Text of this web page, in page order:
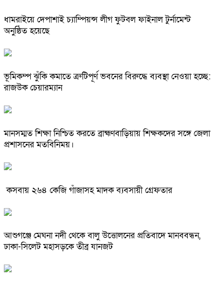
ধামরাইয়ে দেপাশাই চ্যাম্পিয়ন্স লীগ ফুটবল ফাইনাল টুর্নামেন্ট
অনুষ্ঠিত হয়েছে
ভূমিকম্প ঝুঁকি কমাতে ত্রুটিপূর্ণ ভবনের বিরুদ্ধে ব্যবস্থা নেওয়া হচ্ছে:
রাজউক চেয়ারম্যান
মানসম্মত শিক্ষা নিশ্চিত করতে ব্রাহ্মণবাড়িয়ায় শিক্ষকদের সঙ্গে জেলা
প্রশাসনের মতবিনিময়।
কসবায় ২৬৪ কেজি গাঁজাসহ মাদক ব্যবসায়ী গ্রেফতার
আশুগঞ্জে মেঘনা নদী থেকে বালু উত্তোলনের প্রতিবাদে মানববন্ধন,
ঢাকা-সিলেট মহাসড়কে তীব্র যানজট